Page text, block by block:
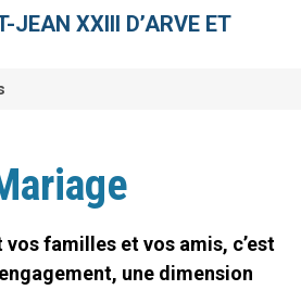
JEAN XXIII D’ARVE ET
vos familles et vos amis, c’est
une dimension